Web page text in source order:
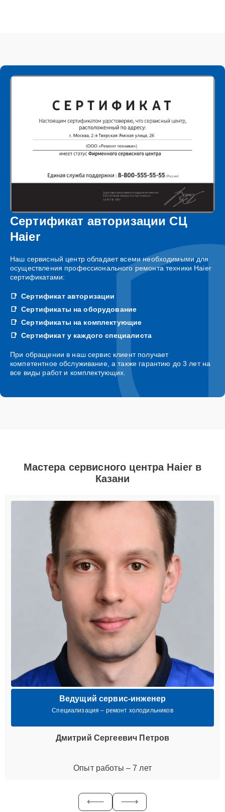
Сертификат авторизации СЦ
Haier
Наш сервисный центр обладает всеми необходимыми для
осуществления профессионального ремонта техники Haier
сертификатами:
Сертификат авторизации
Сертификаты на оборудование
Сертификаты на комплектующие
Сертификат у каждого специалиста
При обращении в наш сервис клиент получает
компетентное обслуживание, а также гарантию до 3 лет на
все виды работ и комплектующих.
Мастера сервисного центра Haier в
Казани
Ведущий сервис-инженер
Специализация – ремонт холодильников
Дмитрий Сергеевич Петров
Опыт работы – 7 лет